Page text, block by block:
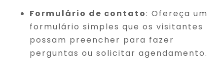
Formulário de contato: Ofereça um
formulário simples que os visitantes
possam preencher para fazer
perguntas ou solicitar agendamento.